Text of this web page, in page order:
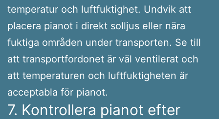
temperatur och luftfuktighet. Undvik att
placera pianot i direkt solljus eller nära
fuktiga områden under transporten. Se till
att transportfordonet är väl ventilerat och
att temperaturen och luftfuktigheten är
acceptabla för pianot.
7. Kontrollera pianot efter